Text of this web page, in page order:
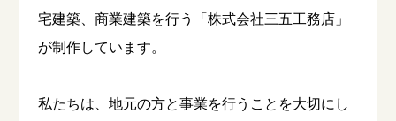
宅建築、商業建築を行う「株式会社三五工務店」
が制作しています。
私たちは、地元の方と事業を行うことを大切にし